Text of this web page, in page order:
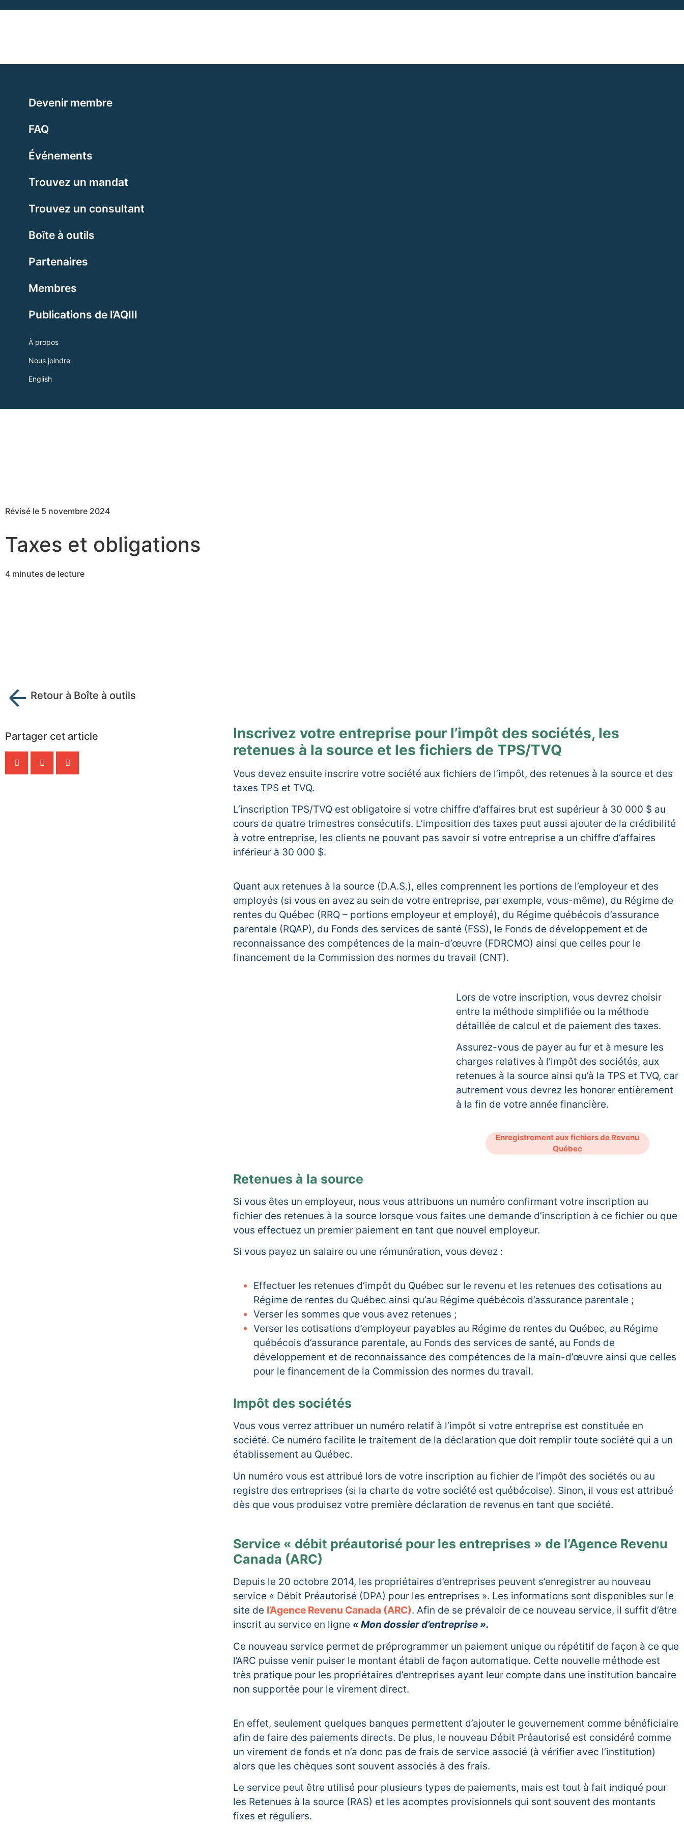
Devenir membre
FAQ
Événements
Trouvez un mandat
Trouvez un consultant
Boîte à outils
Partenaires
Membres
Publications de l’AQIII
À propos
Nous joindre
English
Révisé le 5 novembre 2024
Taxes et obligations
4 minutes de lecture
Retour à Boîte à outils
Partager cet article
Inscrivez votre entreprise pour l’impôt des sociétés, les
retenues à la source et les fichiers de TPS/TVQ
Vous devez ensuite inscrire votre société aux fichiers de l’impôt, des retenues à la source et des
taxes TPS et TVQ.
L’inscription TPS/TVQ est obligatoire si votre chiffre d’affaires brut est supérieur à 30 000 $ au
cours de quatre trimestres consécutifs. L’imposition des taxes peut aussi ajouter de la crédibilité
à votre entreprise, les clients ne pouvant pas savoir si votre entreprise a un chiffre d’affaires
inférieur à 30 000 $.
Quant aux retenues à la source (D.A.S.), elles comprennent les portions de l’employeur et des
employés (si vous en avez au sein de votre entreprise, par exemple, vous-même), du Régime de
rentes du Québec (RRQ – portions employeur et employé), du Régime québécois d’assurance
parentale (RQAP), du Fonds des services de santé (FSS), le Fonds de développement et de
reconnaissance des compétences de la main-d’œuvre (FDRCMO) ainsi que celles pour le
financement de la Commission des normes du travail (CNT).
Lors de votre inscription, vous devrez choisir
entre la méthode simplifiée ou la méthode
détaillée de calcul et de paiement des taxes.
Assurez-vous de payer au fur et à mesure les
charges relatives à l’impôt des sociétés, aux
retenues à la source ainsi qu’à la TPS et TVQ, car
autrement vous devrez les honorer entièrement
à la fin de votre année financière.
Enregistrement aux fichiers de Revenu
Québec
Retenues à la source
Si vous êtes un employeur, nous vous attribuons un numéro confirmant votre inscription au
fichier des retenues à la source lorsque vous faites une demande d’inscription à ce fichier ou que
vous effectuez un premier paiement en tant que nouvel employeur.
Si vous payez un salaire ou une rémunération, vous devez :
Effectuer les retenues d’impôt du Québec sur le revenu et les retenues des cotisations au
Régime de rentes du Québec ainsi qu’au Régime québécois d’assurance parentale ;
Verser les sommes que vous avez retenues ;
Verser les cotisations d’employeur payables au Régime de rentes du Québec, au Régime
québécois d’assurance parentale, au Fonds des services de santé, au Fonds de
développement et de reconnaissance des compétences de la main-d’œuvre ainsi que celles
pour le financement de la Commission des normes du travail.
Impôt des sociétés
Vous vous verrez attribuer un numéro relatif à l’impôt si votre entreprise est constituée en
société. Ce numéro facilite le traitement de la déclaration que doit remplir toute société qui a un
établissement au Québec.
Un numéro vous est attribué lors de votre inscription au fichier de l’impôt des sociétés ou au
registre des entreprises (si la charte de votre société est québécoise). Sinon, il vous est attribué
dès que vous produisez votre première déclaration de revenus en tant que société.
Service « débit préautorisé pour les entreprises » de l’Agence Revenu
Canada (ARC)
Depuis le 20 octobre 2014, les propriétaires d’entreprises peuvent s’enregistrer au nouveau
service « Débit Préautorisé (DPA) pour les entreprises ». Les informations sont disponibles sur le
site de l’Agence Revenu Canada (ARC). Afin de se prévaloir de ce nouveau service, il suffit d’être
inscrit au service en ligne « Mon dossier d’entreprise ».
Ce nouveau service permet de préprogrammer un paiement unique ou répétitif de façon à ce que
l’ARC puisse venir puiser le montant établi de façon automatique. Cette nouvelle méthode est
très pratique pour les propriétaires d’entreprises ayant leur compte dans une institution bancaire
non supportée pour le virement direct.
En effet, seulement quelques banques permettent d’ajouter le gouvernement comme bénéficiaire
afin de faire des paiements directs. De plus, le nouveau Débit Préautorisé est considéré comme
un virement de fonds et n’a donc pas de frais de service associé (à vérifier avec l’institution)
alors que les chèques sont souvent associés à des frais.
Le service peut être utilisé pour plusieurs types de paiements, mais est tout à fait indiqué pour
les Retenues à la source (RAS) et les acomptes provisionnels qui sont souvent des montants
fixes et réguliers.